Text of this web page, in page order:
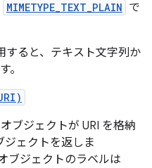
MIMETYPE_TEXT_PLAIN で
すると、テキスト文字列か
。
オブジェクトが URI を格納
ジェクトを返しま
ブジェクトのラベルは